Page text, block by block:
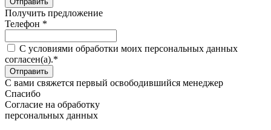
Получить предложение
Телефон *
C условиями обработки моих персональных данных
согласен(а).*
С вами свяжется первый освободившийся менеджер
Спасибо
Согласие на обработку
персональных данных